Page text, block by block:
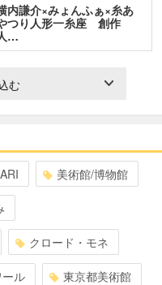
内謙介×みょんふぁ×糸あ
つり人形一糸座 創作
…
む
美術館/博物館
クロード・モネ
ル 東京都美術館